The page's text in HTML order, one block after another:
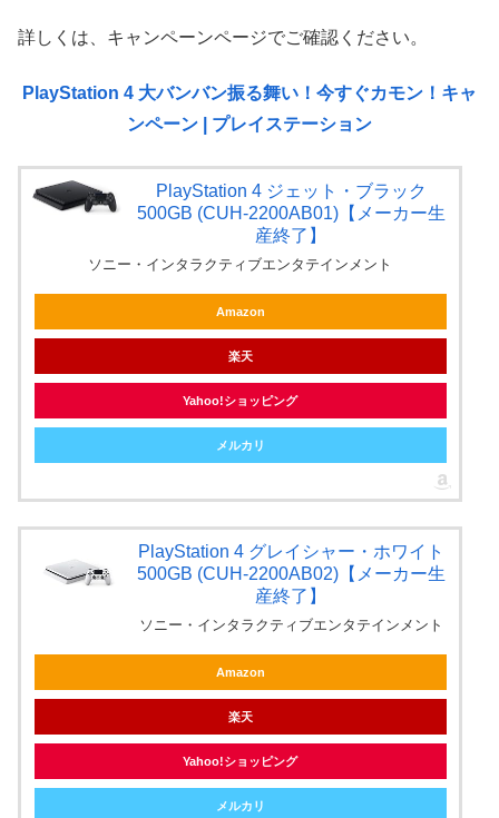
詳しくは、キャンペーンページでご確認ください。
PlayStation 4 大バンバン振る舞い！今すぐカモン！キャ
ンペーン | プレイステーション
PlayStation 4 ジェット・ブラック
500GB (CUH-2200AB01)【メーカー生
産終了】
ソニー・インタラクティブエンタテインメント
Amazon
楽天
Yahoo!ショッピング
メルカリ
PlayStation 4 グレイシャー・ホワイト
500GB (CUH-2200AB02)【メーカー生
産終了】
ソニー・インタラクティブエンタテインメント
Amazon
楽天
Yahoo!ショッピング
メルカリ